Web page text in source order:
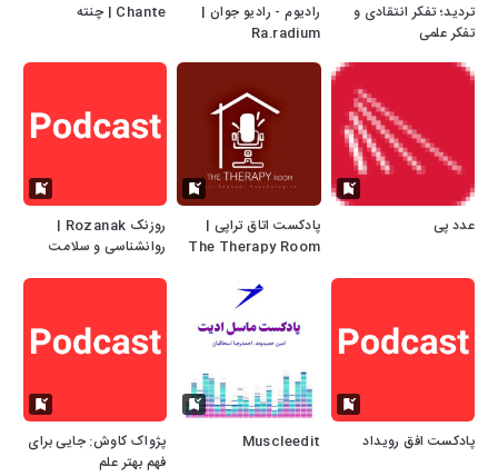
تردید؛ تفکر انتقادی و
تفکر علمی
رادیوم - رادیو جوان |
Ra.radium
Chante | چنته
عدد پی
پادکست اتاق تراپی |
The Therapy Room
روزنک Rozanak |
روانشناسی و سلامت
پادکست افق رویداد Muscleedit
پژواک کاوش: جایی برای
فهم بهتر علم